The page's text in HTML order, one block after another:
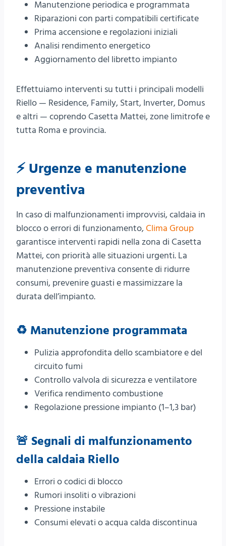
Manutenzione periodica e programmata
Riparazioni con parti compatibili certificate
Prima accensione e regolazioni iniziali
Analisi rendimento energetico
Aggiornamento del libretto impianto
Effettuiamo interventi su tutti i principali modelli
Riello — Residence, Family, Start, Inverter, Domus
e altri — coprendo Casetta Mattei, zone limitrofe e
tutta Roma e provincia.
⚡ Urgenze e manutenzione
preventiva
In caso di malfunzionamenti improvvisi, caldaia in
blocco o errori di funzionamento,Clima Group
garantisce interventi rapidi nella zona di Casetta
Mattei, con priorità alle situazioni urgenti. La
manutenzione preventiva consente di ridurre
consumi, prevenire guasti e massimizzare la
durata dell’impianto.
♻️ Manutenzione programmata
Pulizia approfondita dello scambiatore e del
circuito fumi
Controllo valvola di sicurezza e ventilatore
Verifica rendimento combustione
Regolazione pressione impianto (1–1,3 bar)
🚨 Segnali di malfunzionamento
della caldaia Riello
Errori o codici di blocco
Rumori insoliti o vibrazioni
Pressione instabile
Consumi elevati o acqua calda discontinua